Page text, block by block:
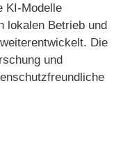
KI-Modelle
lokalen Betrieb und
Die
und